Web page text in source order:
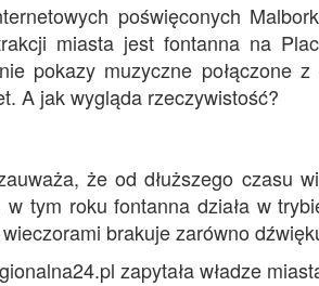
poświęconych
miasta jest fontanna na
pokazy muzyczne połączone
A jak wygląda rzeczywistość?
że od dłuższego czasu
tym roku fontanna działa w
brakuje zarówno
zapytała władze